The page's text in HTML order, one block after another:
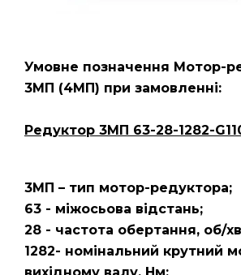
Умовне позначення Мотор-
3МП (4МП) при замовленні:
Редуктор 3МП 63-28-1282-
3МП – тип мотор-редуктора;
63 - міжосьова відстань;
28 - частота обертання, об/
1282- номінальний крутний